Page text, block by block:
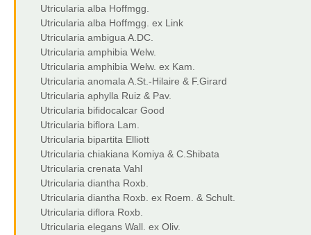
Utricularia alba Hoffmgg.
Utricularia alba Hoffmgg. ex Link
Utricularia ambigua A.DC.
Utricularia amphibia Welw.
Utricularia amphibia Welw. ex Kam.
Utricularia anomala A.St.-Hilaire & F.Girard
Utricularia aphylla Ruiz & Pav.
Utricularia bifidocalcar Good
Utricularia biflora Lam.
Utricularia bipartita Elliott
Utricularia chiakiana Komiya & C.Shibata
Utricularia crenata Vahl
Utricularia diantha Roxb.
Utricularia diantha Roxb. ex Roem. & Schult.
Utricularia diflora Roxb.
Utricularia elegans Wall. ex Oliv.